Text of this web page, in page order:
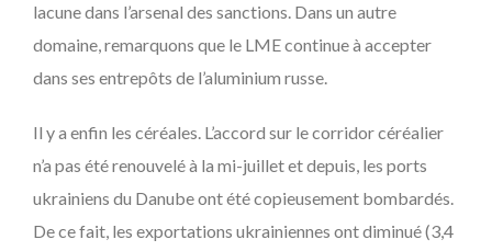
lacune dans l’arsenal des sanctions. Dans un autre
domaine, remarquons que le LME continue à accepter
dans ses entrepôts de l’aluminium russe.
Il y a enfin les céréales. L’accord sur le corridor céréalier
n’a pas été renouvelé à la mi-juillet et depuis, les ports
ukrainiens du Danube ont été copieusement bombardés.
De ce fait, les exportations ukrainiennes ont diminué (3,4